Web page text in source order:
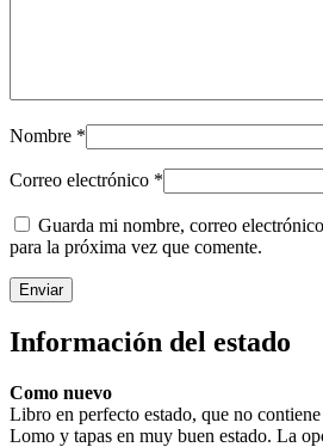
Nombre *
Correo electrónico *
Guarda mi nombre, correo
para la próxima vez que comente.
Información del estado
Como nuevo
Libro en perfecto estado, que no
Lomo y tapas en muy buen estado. La